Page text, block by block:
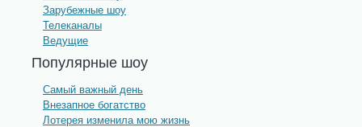
Зарубежные шоу
Телеканалы
Ведущие
Популярные шоу
Самый важный день
Внезапное богатство
Лотерея изменила мою жизнь